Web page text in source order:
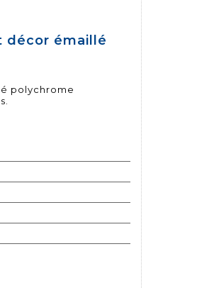
décor émaillé
polychrome